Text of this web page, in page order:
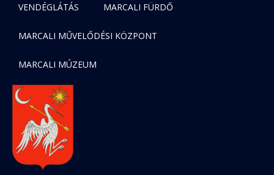
VENDÉGLÁTÁS MARCALI FÜRDŐ
MARCALI MŰVELŐDÉSI KÖZPONT
MARCALI MÚZEUM